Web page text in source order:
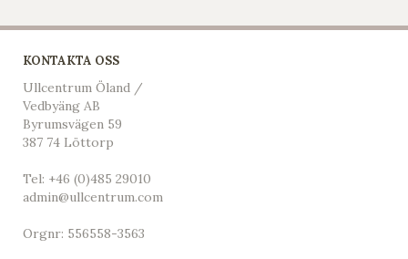
KONTAKTA OSS
Ullcentrum Öland /
Vedbyäng AB
Byrumsvägen 59
387 74 Löttorp
Tel: +46 (0)485 29010
admin@ullcentrum.com
Orgnr: 556558-3563